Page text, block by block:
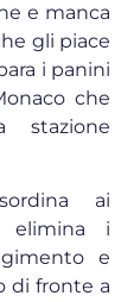
e manca
gli piace
i panini
che
stazione
ai
elimina i
e
di fronte a